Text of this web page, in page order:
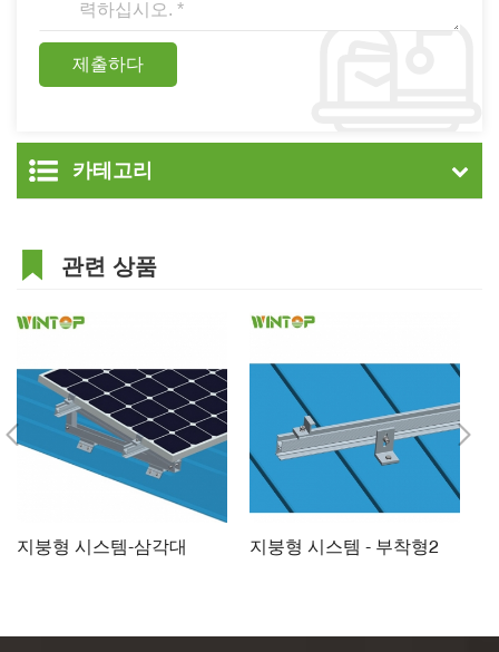
카테고리
관련 상품
지붕형 시스템-삼각대 지붕형 시스템 - 부착형2